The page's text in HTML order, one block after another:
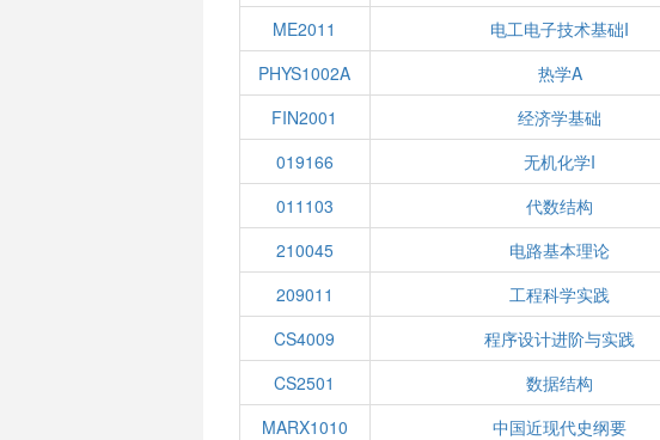
ME2011
电工电子技术基础I
PHYS1002A
热学A
FIN2001
经济学基础
019166
无机化学I
011103
代数结构
210045
电路基本理论
209011
工程科学实践
CS4009
程序设计进阶与实践
CS2501
数据结构
MARX1010
中国近现代史纲要